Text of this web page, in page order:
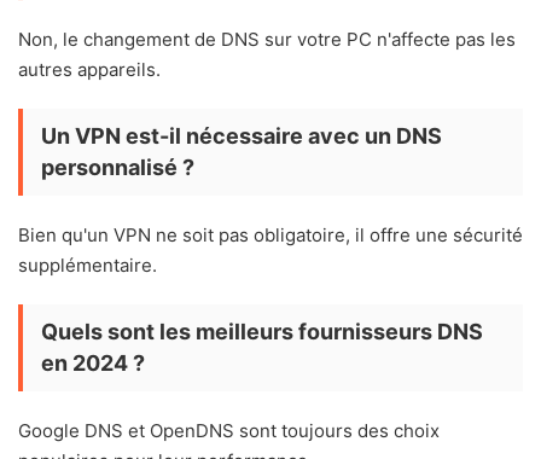
Non, le changement de DNS sur votre PC n'affecte pas les
autres appareils.
Un VPN est-il nécessaire avec un DNS
personnalisé ?
Bien qu'un VPN ne soit pas obligatoire, il offre une sécurité
supplémentaire.
Quels sont les meilleurs fournisseurs DNS
en 2024 ?
Google DNS et OpenDNS sont toujours des choix